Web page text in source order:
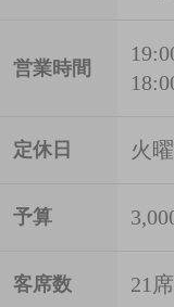
営業時間
定休日 火
予算
客席数 21席